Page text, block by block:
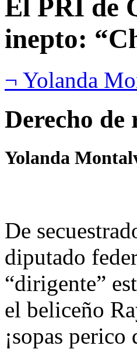
El PRI de
inepto:
¬ Yolanda
Derecho de
Yolanda
De
diputado
“dirigente”
el beliceño
¡sopas